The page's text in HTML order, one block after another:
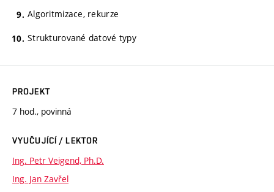
Algoritmizace, rekurze
Strukturované datové typy
PROJEKT
7 hod., povinná
VYUČUJÍCÍ / LEKTOR
Ing. Petr Veigend, Ph.D.
Ing. Jan Zavřel